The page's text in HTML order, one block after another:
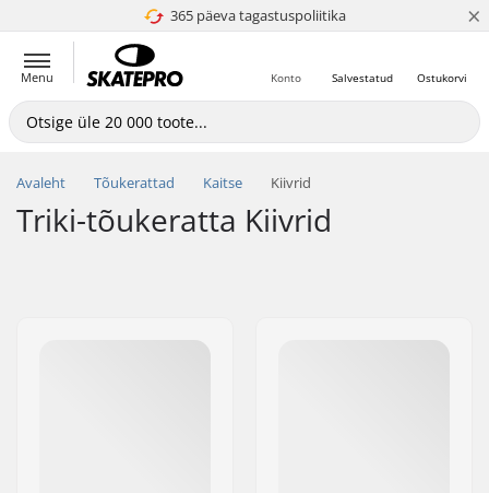
365 päeva tagastuspoliitika
4.8 paljaks 5 ×
Menu Ostukorvi
Salvestatud
Konto
Avaleht Tõukerattad Kaitse Kiivrid
Triki-tõukeratta Kiivrid